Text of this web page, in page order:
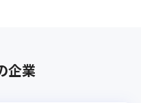
企業